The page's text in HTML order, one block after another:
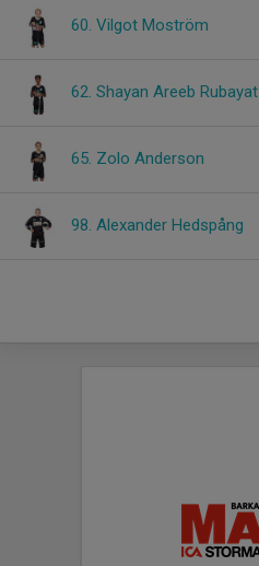
60. Vilgot Moström
62. Shayan Areeb Rubayat
65. Zolo Anderson
98. Alexander Hedspång